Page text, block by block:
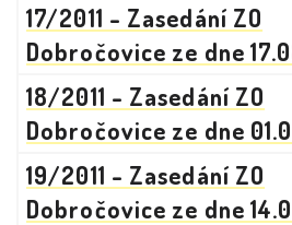
17/2011 - Zasedání ZO
Dobročovice ze dne
18/2011 - Zasedání ZO
Dobročovice ze dne
19/2011 - Zasedání ZO
Dobročovice ze dne